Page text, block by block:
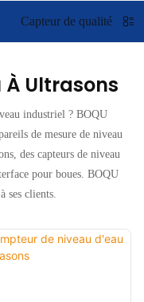
Capteur de qualité de
Ultrasons
industriel ? BOQU
de mesure de niveau
des capteurs de niveau
pour boues. BOQU
ses clients.